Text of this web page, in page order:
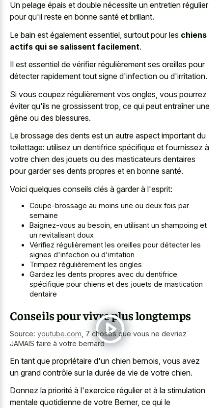
Un pelage épais et double nécessite un entretien régulier
pour qu'il reste en bonne santé et brillant.
Le bain est également essentiel, surtout pour les chiens
actifs qui se salissent facilement.
Il est essentiel de vérifier régulièrement ses oreilles pour
détecter rapidement tout signe d'infection ou d'irritation.
Si vous coupez régulièrement vos ongles, vous pourrez
éviter qu'ils ne grossissent trop, ce qui peut entraîner une
gêne ou des blessures.
Le brossage des dents est un autre aspect important du
toilettage: utilisez un dentifrice spécifique et fournissez à
votre chien des jouets ou des masticateurs dentaires
pour garder ses dents propres et en bonne santé.
Voici quelques conseils clés à garder à l'esprit:
Coupe-brossage au moins une ou deux fois par
semaine
Baignez-vous au besoin, en utilisant un shampoing et
un revitalisant doux
Vérifiez régulièrement les oreilles pour détecter les
signes d'infection ou d'irritation
Trimpez régulièrement les ongles
Gardez les dents propres avec du dentifrice
spécifique pour chiens et des jouets de mastication
dentaire
Conseils pour vivre plus longtemps
Source: youtube.com 7 choses que vous ne devriez
JAMAIS faire à votre bernard
En tant que propriétaire d'un chien bernois, vous avez
un grand contrôle sur la durée de vie de votre chien.
Donnez la priorité à l'exercice régulier et à la stimulation
mentale quotidienne de votre Berner, ce qui le